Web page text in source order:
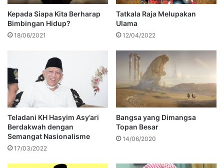
Kepada Siapa Kita Berharap
Bimbingan Hidup?
18/06/2021
Tatkala Raja Melupakan
Ulama
12/04/2022
Teladani KH Hasyim Asy’ari
Berdakwah dengan
Semangat Nasionalisme
17/03/2022
Bangsa yang Dimangsa
Topan Besar
14/06/2020